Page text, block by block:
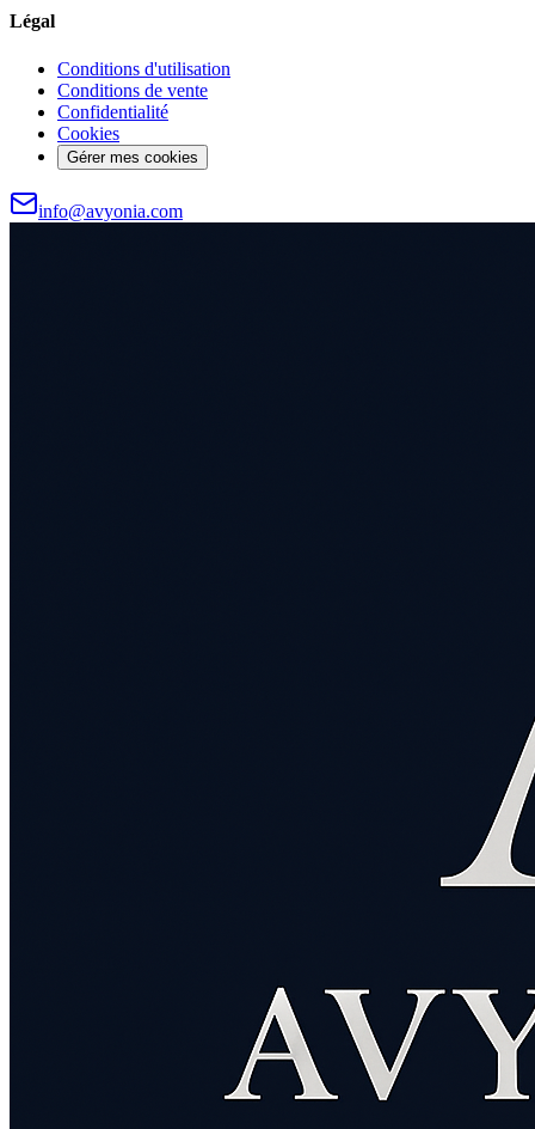
Légal
Conditions d'utilisation
Conditions de vente
Confidentialité
Cookies
Gérer mes cookies
info@avyonia.com